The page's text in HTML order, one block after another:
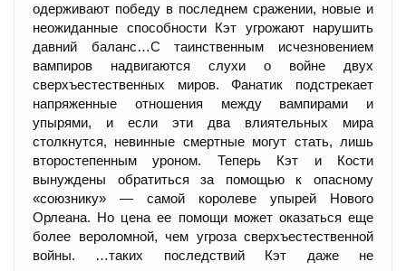
одерживают победу в последнем сражении, новые и
неожиданные способности Кэт угрожают нарушить
давний баланс…С таинственным исчезновением
вампиров надвигаются слухи о войне двух
сверхъестественных миров. Фанатик подстрекает
напряженные отношения между вампирами и
упырями, и если эти два влиятельных мира
столкнутся, невинные смертные могут стать, лишь
второстепенным уроном. Теперь Кэт и Кости
вынуждены обратиться за помощью к опасному
«союзнику» — самой королеве упырей Нового
Орлеана. Но цена ее помощи может оказаться еще
более вероломной, чем угроза сверхъестественной
войны. …таких последствий Кэт даже не